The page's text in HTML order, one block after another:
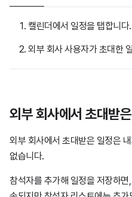
캘린더에서 일정을 탭합니다.
외부 회사 사용자가 초대한
외부 회사에서 초대받
외부 회사에서 초대받은 일정은
없습니다.
참석자를 추가해 일정을 저장하